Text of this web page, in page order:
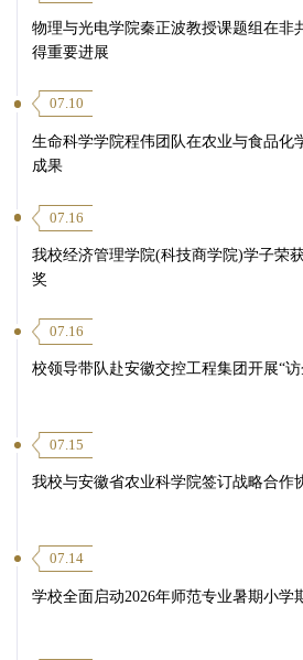
物理与光电学院秦正波教授课题组在非
得重要进展
07.10
生命科学学院程伟团队在农业与食品化
成果
07.16
我校经济管理学院(科技商学院)学子荣
奖
07.16
校领导带队赴安徽交控工程集团开展“
07.15
我校与安徽省农业科学院签订战略合作
07.14
学校全面启动2026年师范专业暑期小学